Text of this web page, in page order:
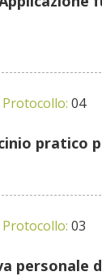
Protocollo: 04
pratico
Protocollo: 03
personale